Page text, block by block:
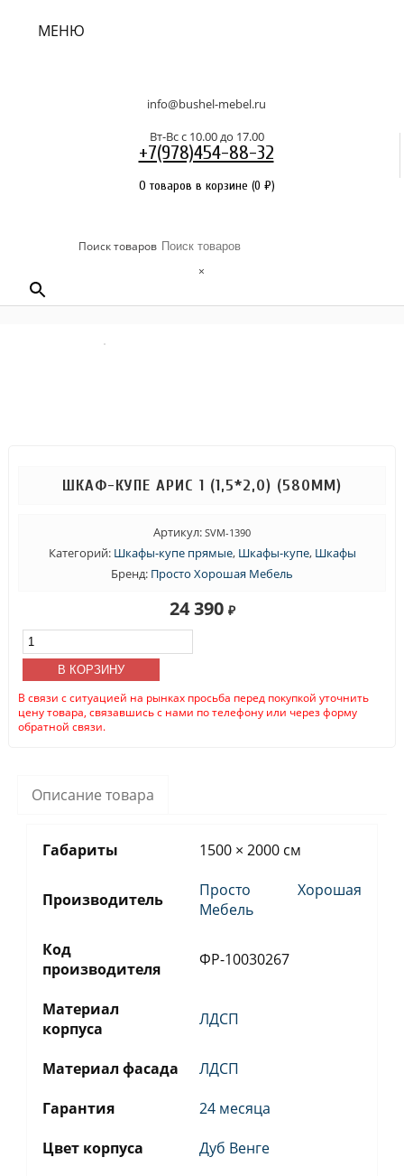
МЕНЮ
info@bushel-mebel.ru
Вт-Вс c 10.00 до 17.00
+7(978)454-88-32
0 товаров в корзине (0 ₽)
Поиск товаров
×
ШКАФ-КУПЕ АРИС 1 (1,5*2,0) (580ММ)
Артикул: SVM-1390
Категорий: Шкафы-купе прямые, Шкафы-купе, Шкафы
Бренд: Просто Хорошая Мебель
24 390 ₽
Количество
товара
купе
Арис
1
(1,5*2,0)
В КОРЗИНУ
В связи с ситуацией на рынках просьба перед покупкой уточнить
цену товара, связавшись с нами по телефону или через форму
обратной связи.
Описание товара
Габариты 1500 × 2000 см
Производитель
Просто Хорошая
Мебель
Код
производителя
ФР-10030267
Материал
корпуса
ЛДСП
Материал фасада
ЛДСП
Гарантия
24 месяца
Цвет корпуса
Дуб Венге